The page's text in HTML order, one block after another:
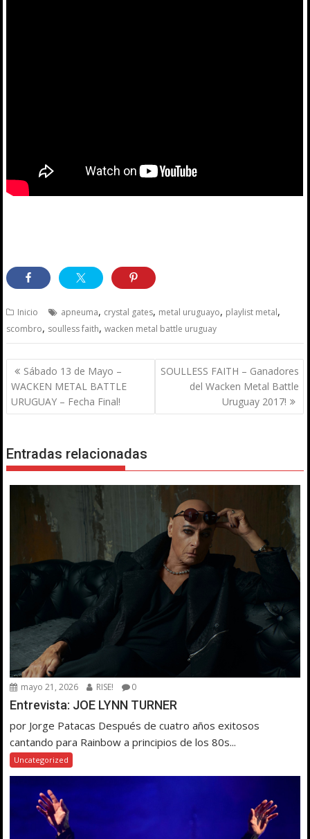
Inicio apneuma, crystal gates, metal uruguayo, playlist metal,
scombro, soulless faith,wacken metal battle uruguay
Navegación
de
entradas
Sábado 13 de Mayo –
WACKEN METAL BATTLE
URUGUAY – Fecha Final!
SOULLESS FAITH – Ganadores
del Wacken Metal Battle
Uruguay 2017!
Entradas relacionadas
mayo 21, 2026 RISE! 0
Entrevista: JOE LYNN TURNER
por Jorge Patacas Después de cuatro años exitosos
cantando para Rainbow a principios de los 80s...
Uncategorized